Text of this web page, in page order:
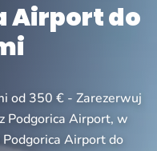
Airport do
od 350 € - Zarezerwuj
Podgorica Airport, w
Podgorica Airport do